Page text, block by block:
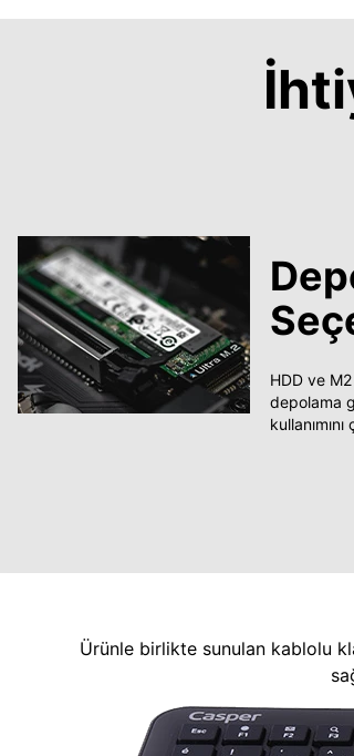
HDD ve
depolama
Ürünle birlikte sunulan kablolu